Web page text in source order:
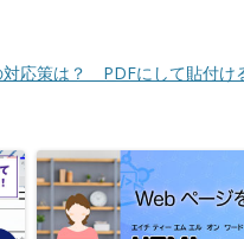
対応策は？ PDFにして貼付け